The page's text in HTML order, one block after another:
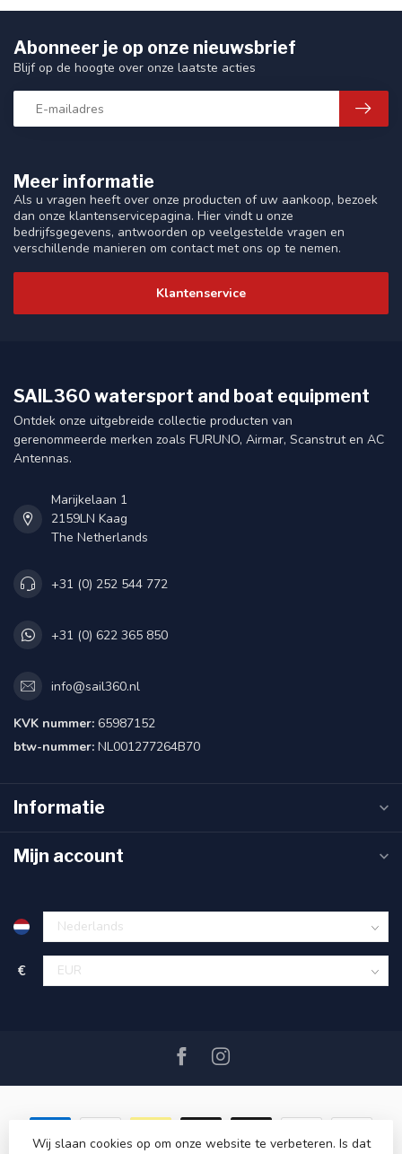
Meer informatie
Als u vragen heeft over onze producten of uw aankoop, bezoek
dan onze klantenservicepagina. Hier vindt u onze
bedrijfsgegevens, antwoorden op veelgestelde vragen en
verschillende manieren om contact met ons op te nemen.
Klantenservice
Abonneer je op onze nieuwsbrief
Blijf op de hoogte over onze laatste acties
SAIL360 watersport and boat equipment
Ontdek onze uitgebreide collectie producten van
gerenommeerde merken zoals FURUNO, Airmar, Scanstrut en AC
Antennas.
Marijkelaan 1
2159LN Kaag
The Netherlands
+31 (0) 252 544 772
+31 (0) 622 365 850
info@sail360.nl
KVK nummer: 65987152
btw-nummer: NL001277264B70
Informatie
Mijn account
€
Wij slaan cookies op om onze website te verbeteren. Is dat